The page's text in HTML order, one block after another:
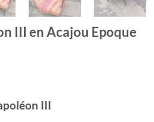
III en Acajou Epoque
III